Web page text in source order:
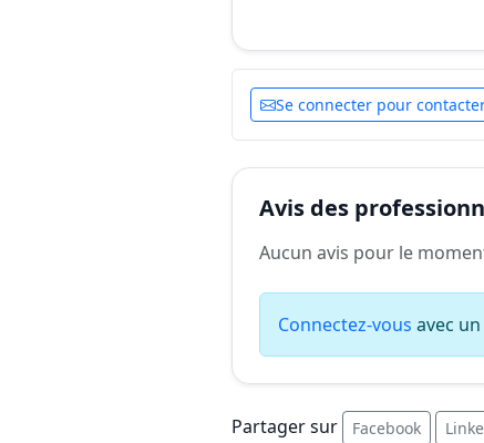
Se connecter pour
Avis des
Aucun avis pour le
Connectez-vous avec
Partager sur Facebook